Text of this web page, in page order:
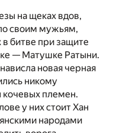
на щеках вдов,
своим мужьям,
битве при защите
— Матушке Ратыни.
новая черная
никому
племен.
у них стоит Хан
народами